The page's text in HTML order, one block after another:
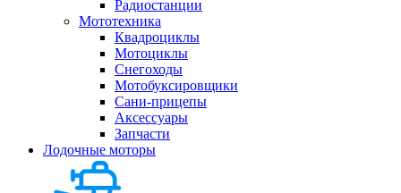
Радиостанции
Мототехника
Квадроциклы
Мотоциклы
Снегоходы
Мотобуксировщики
Сани-прицепы
Аксессуары
Запчасти
Лодочные моторы